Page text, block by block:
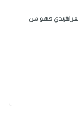
فهو من